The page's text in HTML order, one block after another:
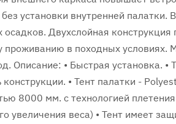
установки внутренней
Двухслойная конструкция
в походных условиях.
Описание: • Быстрая установка.
конструкции. • Тент палатки -
8000 мм. c технологией
увеличения веса) • Тент имеет